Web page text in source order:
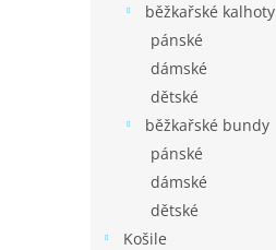
běžkařské kalhoty
pánské
dámské
dětské
běžkařské bundy
pánské
dámské
dětské
Košile